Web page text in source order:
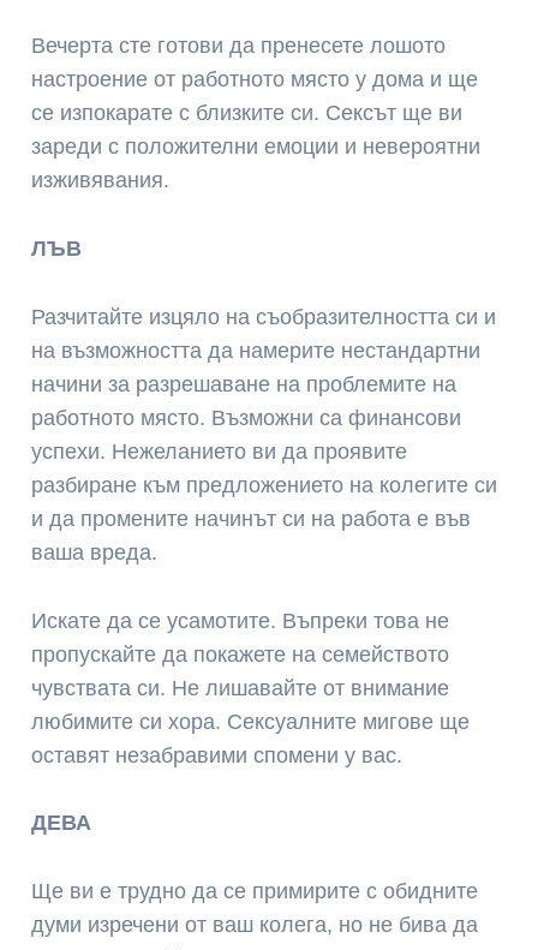
Вечерта сте готови да пренесете лошото
настроение от работното място у дома и ще
се изпокарате с близките си. Сексът ще ви
зареди с положителни емоции и невероятни
изживявания.
ЛЪВ
Разчитайте изцяло на съобразителността си и
на възможността да намерите нестандартни
начини за разрешаване на проблемите на
работното място. Възможни са финансови
успехи. Нежеланието ви да проявите
разбиране към предложението на колегите си
и да промените начинът си на работа е във
ваша вреда.
Искате да се усамотите. Въпреки това не
пропускайте да покажете на семейството
чувствата си. Не лишавайте от внимание
любимите си хора. Сексуалните мигове ще
оставят незабравими спомени у вас.
ДЕВА
Ще ви е трудно да се примирите с обидните
думи изречени от ваш колега, но не бива да